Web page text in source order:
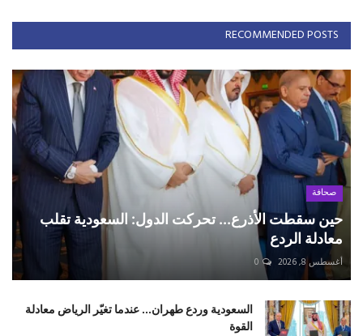
RECOMMENDED POSTS
صحافة
حين سقطت الأذرع... تحركت الدول: السعودية تقلب
معادلة الردع
أغسطس 8, 2026 0
السعودية وردع طهران... عندما تغيّر الرياض معادلة
القوة